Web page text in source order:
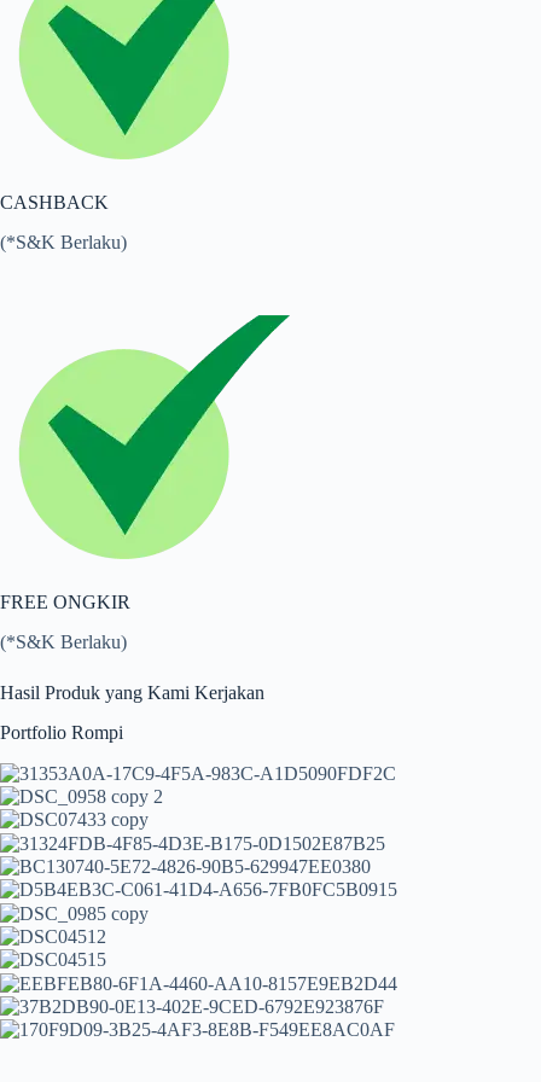
CASHBACK
(*S&K Berlaku)
FREE ONGKIR
(*S&K Berlaku)
Hasil Produk yang Kami Kerjakan
Portfolio Rompi